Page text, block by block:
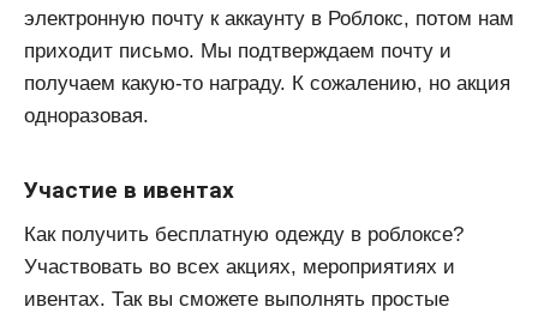
электронную почту к аккаунту в Роблокс, потом нам
приходит письмо. Мы подтверждаем почту и
получаем какую-то награду. К сожалению, но акция
одноразовая.
Участие в ивентах
Как получить бесплатную одежду в роблоксе?
Участвовать во всех акциях, мероприятиях и
ивентах. Так вы сможете выполнять простые